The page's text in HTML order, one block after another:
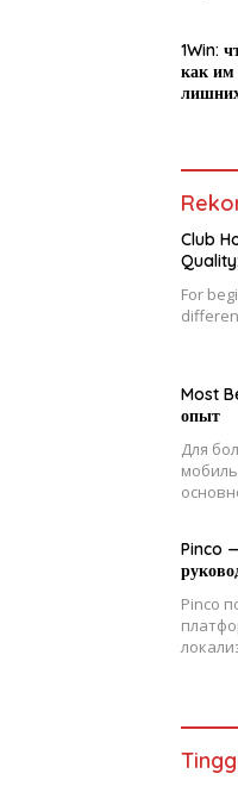
1Win:
как им
Club
For
Most
опыт
Для
Pinco
Pinco